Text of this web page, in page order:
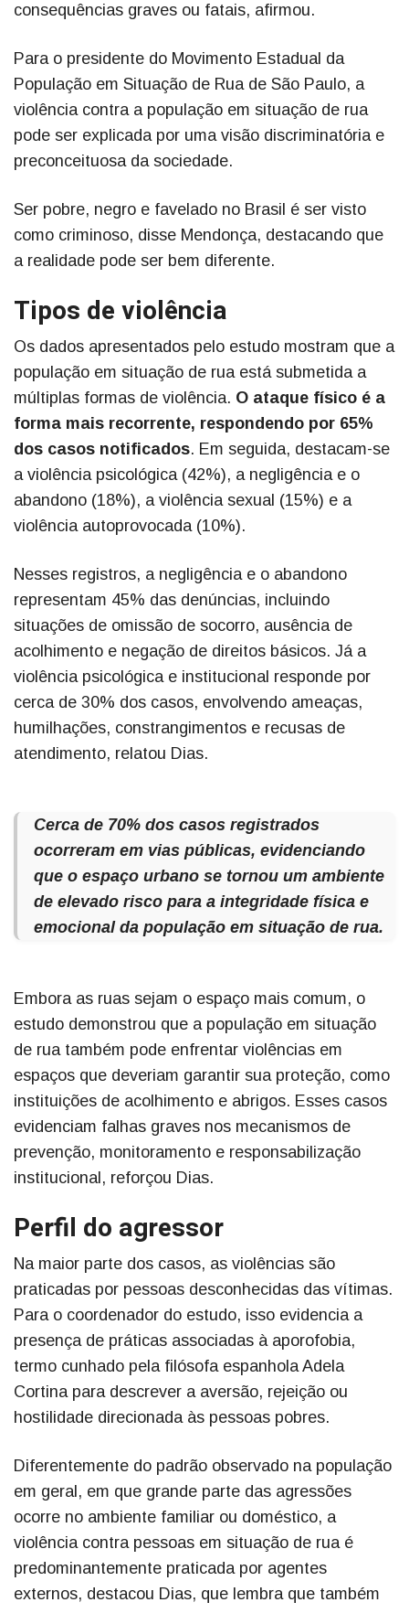
consequências graves ou fatais, afirmou.
Para o presidente do Movimento Estadual da
População em Situação de Rua de São Paulo, a
violência contra a população em situação de rua
pode ser explicada por uma visão discriminatória e
preconceituosa da sociedade.
Ser pobre, negro e favelado no Brasil é ser visto
como criminoso, disse Mendonça, destacando que
a realidade pode ser bem diferente.
Tipos de violência
Os dados apresentados pelo estudo mostram que a
população em situação de rua está submetida a
múltiplas formas de violência. O ataque físico é a
forma mais recorrente, respondendo por 65%
dos casos notificados. Em seguida, destacam-se
a violência psicológica (42%), a negligência e o
abandono (18%), a violência sexual (15%) e a
violência autoprovocada (10%).
Nesses registros, a negligência e o abandono
representam 45% das denúncias, incluindo
situações de omissão de socorro, ausência de
acolhimento e negação de direitos básicos. Já a
violência psicológica e institucional responde por
cerca de 30% dos casos, envolvendo ameaças,
humilhações, constrangimentos e recusas de
atendimento, relatou Dias.
Cerca de 70% dos casos registrados
ocorreram em vias públicas, evidenciando
que o espaço urbano se tornou um ambiente
de elevado risco para a integridade física e
emocional da população em situação de rua.
Embora as ruas sejam o espaço mais comum, o
estudo demonstrou que a população em situação
de rua também pode enfrentar violências em
espaços que deveriam garantir sua proteção, como
instituições de acolhimento e abrigos. Esses casos
evidenciam falhas graves nos mecanismos de
prevenção, monitoramento e responsabilização
institucional, reforçou Dias.
Perfil do agressor
Na maior parte dos casos, as violências são
praticadas por pessoas desconhecidas das vítimas.
Para o coordenador do estudo, isso evidencia a
presença de práticas associadas à aporofobia,
termo cunhado pela filósofa espanhola Adela
Cortina para descrever a aversão, rejeição ou
hostilidade direcionada às pessoas pobres.
Diferentemente do padrão observado na população
em geral, em que grande parte das agressões
ocorre no ambiente familiar ou doméstico, a
violência contra pessoas em situação de rua é
predominantemente praticada por agentes
externos, destacou Dias, que lembra que também